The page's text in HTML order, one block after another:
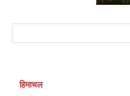
हिमाचल